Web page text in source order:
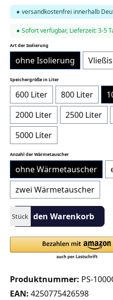
versandkostenfrei innerhalb
Sofort verfügbar, Lieferzeit: 3-5
Art der Isolierung
ohne Isolierung
Speichergröße in Literauswählen
600 Liter 800 Liter
2000 Liter
2500 Liter
5000 Liter
Anzahl der Wärmetauscherauswählen
ohne Wärmetauscher
zwei Wärmetauscher
Produkt Anzahl: Gib den
StückIn den Warenkorb
Produktnummer: PS-
EAN: 4250775426598